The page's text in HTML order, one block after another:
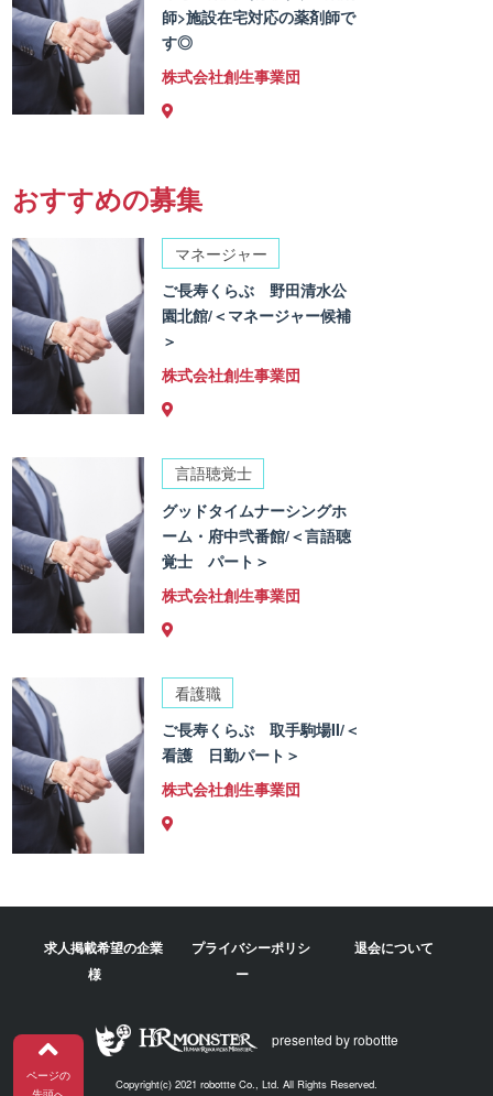
師>施設在宅対応の薬剤師で
す◎
株式会社創生事業団
おすすめの募集
マネージャー
ご長寿くらぶ 野田清水公
園北館/＜マネージャー候補
＞
株式会社創生事業団
言語聴覚士
グッドタイムナーシングホ
ーム・府中弐番館/＜言語聴
覚士 パート＞
株式会社創生事業団
看護職
ご長寿くらぶ 取手駒場II/＜
看護 日勤パート＞
株式会社創生事業団
ページの
求人掲載希望の企業
様
プライバシーポリシ
ー
退会について
presented by robottte
Copyright(c) 2021 robottte Co., Ltd. All Rights Reserved.